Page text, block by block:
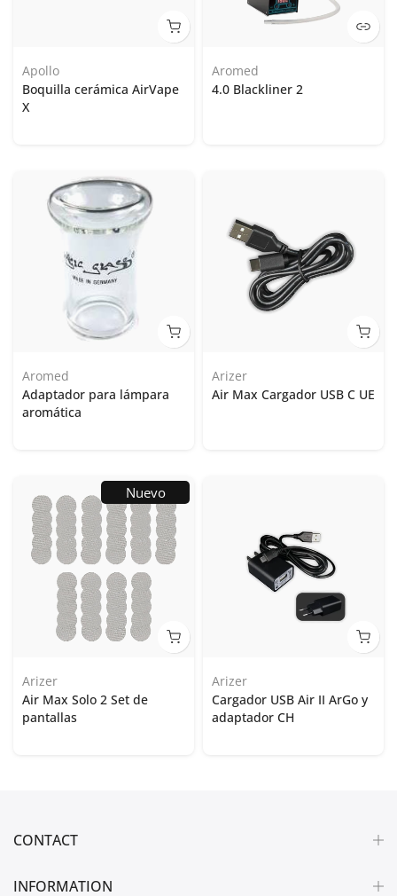
Apollo
Boquilla cerámica AirVape
X
Aromed
4.0 Blackliner 2
Aromed
Adaptador para lámpara
aromática
Arizer
Air Max Cargador USB C UE
Nuevo
Arizer
Air Max Solo 2 Set de
pantallas
Arizer
Cargador USB Air II ArGo y
adaptador CH
CONTACT
INFORMATION